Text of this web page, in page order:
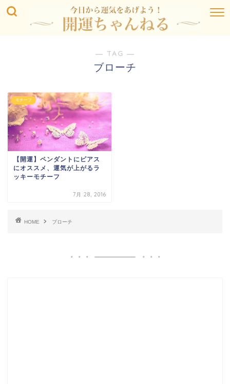
― TAG ―
ブローチ
モチーフ
【開運】ペンダントにピアス
にオススメ、運気が上がるラ
ッキーモチーフ
7月 28, 2016
HOME ブローチ